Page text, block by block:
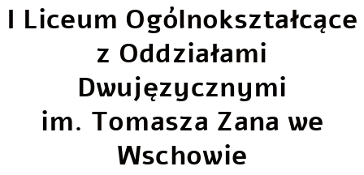
I Liceum Ogólnokształcące
z Oddziałami
Dwujęzycznymi
im. Tomasza Zana we
Wschowie